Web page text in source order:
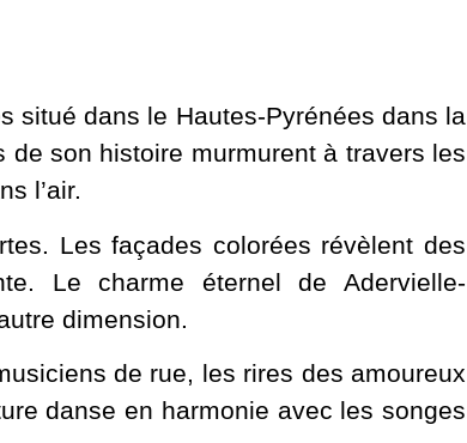
situé dans le Hautes-Pyrénées dans la
son histoire murmurent à travers les
l’air.
Les façades colorées révèlent des
Le charme éternel de Adervielle-
dimension.
de rue, les rires des amoureux
danse en harmonie avec les songes